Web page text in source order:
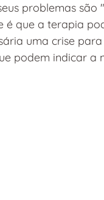
problemas
é que a terapia
uma crise
podem indicar a